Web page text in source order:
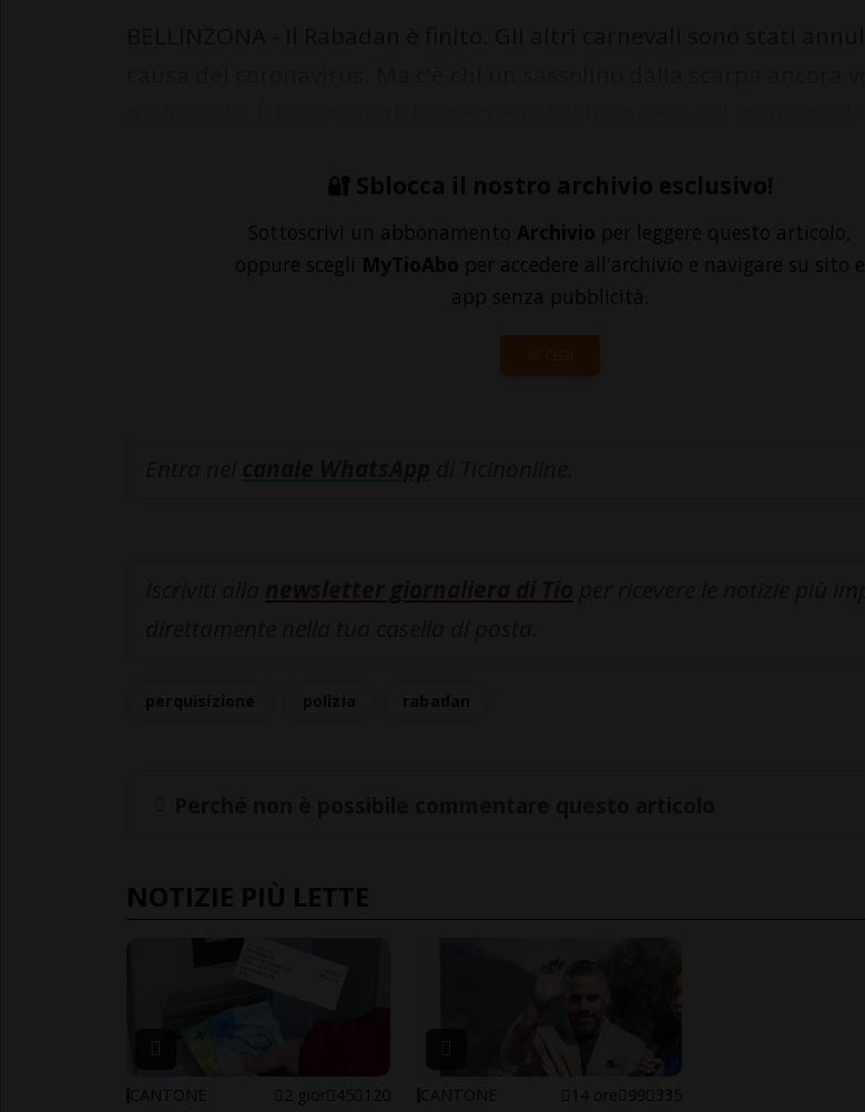
🔐 Sblocca il nostro archivio esclusivo!
Sottoscrivi un abbonamento Archivio per leggere questo articolo,
oppure scegli MyTioAbo per accedere all'archivio e navigare su sito e
app senza pubblicità.
ACCEDI
NOTIZIE PIÙ LETTE
CANTONE 2 gior 45 120 CANTONE 14 ore 99 335